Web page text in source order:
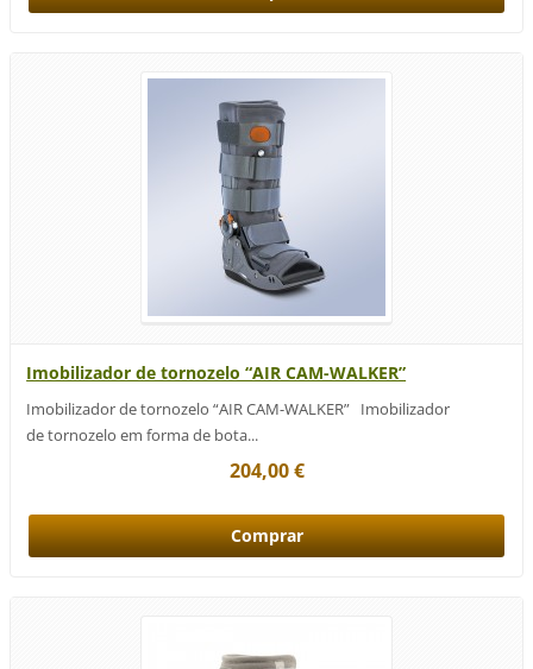
Imobilizador de tornozelo “AIR CAM-WALKER”
Imobilizador de tornozelo “AIR CAM-WALKER” Imobilizador
de tornozelo em forma de bota...
204,00 €